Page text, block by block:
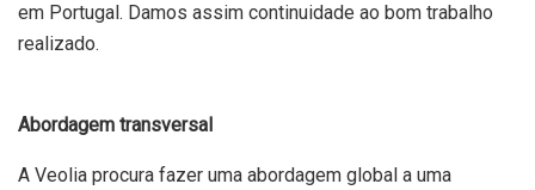
em Portugal. Damos assim continuidade ao bom trabalho
realizado.
Abordagem transversal
A Veolia procura fazer uma abordagem global a uma